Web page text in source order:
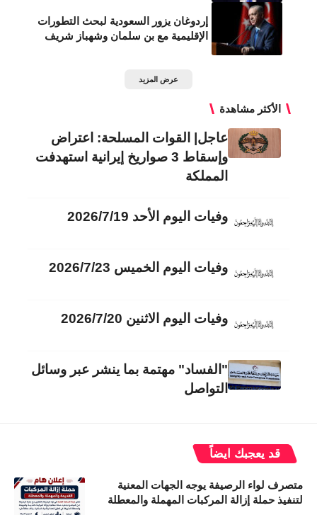
إردوغان يزور السعودية لبحث التطورات
الإقليمية مع بن سلمان وشهباز شريف
عرض المزيد
الأكثر مشاهدة
عاجل| القوات المسلحة: اعتراض
وإسقاط 3 صواريخ إيرانية استهدفت
المملكة
وفيات اليوم الأحد 2026/7/19
وفيات اليوم الخميس 2026/7/23
وفيات اليوم الاثنين 2026/7/20
"الفساد" مهتمة بما ينشر عبر وسائل
التواصل
قد يعجبك ايضاً
متصرف لواء الرصيفة يوجه الجهات المعنية
لتنفيذ حملة إزالة المركبات المهملة والمعطلة